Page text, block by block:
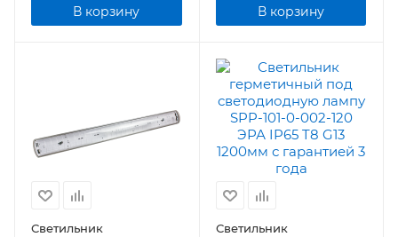
В корзину В корзину
Светильник
Светильник